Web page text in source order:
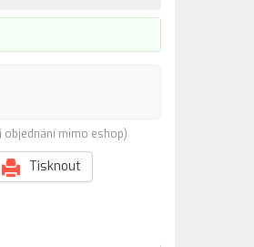
objednání mimo eshop)
Tisknout